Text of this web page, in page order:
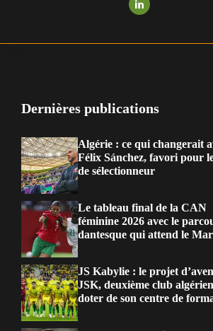
Dernières publications
Algérie : ce qui changerait
Félix Sánchez, favori pour
de sélectionneur
Le tableau final de la CAN
féminine 2026 avec le
dantesque qui attend le
JS Kabylie : le projet
JSK, deuxième club
doter de son centre de